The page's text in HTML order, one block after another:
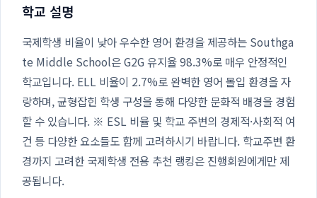
학교 설명
국제학생 비율이 낮아 우수한 영어 환경을 제공하는 Southga
te Middle School은 G2G 유지율 98.3%로 매우 안정적인
학교입니다. ELL 비율이 2.7%로 완벽한 영어 몰입 환경을 자
랑하며, 균형잡힌 학생 구성을 통해 다양한 문화적 배경을 경험
할 수 있습니다. ※ ESL 비율 및 학교 주변의 경제적·사회적 여
건 등 다양한 요소들도 함께 고려하시기 바랍니다. 학교주변 환
경까지 고려한 국제학생 전용 추천 랭킹은 진행회원에게만 제
공됩니다.